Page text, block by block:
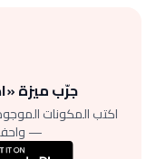
جرّب ميزة
اكتب المكونات
—